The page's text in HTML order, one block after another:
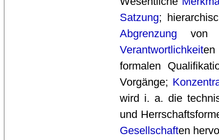
Satzung;
Abgrenzung
Verantwortlichkeit
formalen
Vorgänge;
wird i. a. die
und
Gesellschaften